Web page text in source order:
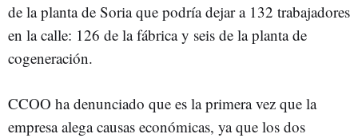
de la planta de Soria que podría dejar a 132 trabajadores
en la calle: 126 de la fábrica y seis de la planta de
cogeneración.
CCOO ha denunciado que es la primera vez que la
empresa alega causas económicas, ya que los dos